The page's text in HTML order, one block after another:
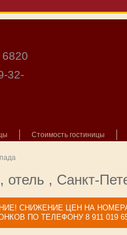
6820
32-
Стоимость гостиницы
, Санкт-
СНИЖЕНИЕ ЦЕН НА НОМЕРА
ПО ТЕЛЕФОНУ 8 911 019